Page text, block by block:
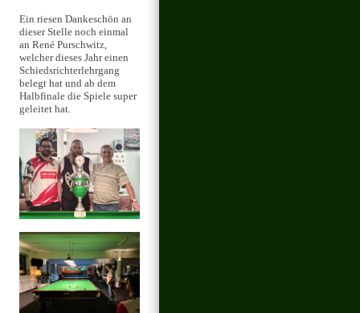
Ein riesen Dankeschön an
dieser Stelle noch einmal
an René Purschwitz,
welcher dieses Jahr einen
Schiedsrichterlehrgang
belegt hat und ab dem
Halbfinale die Spiele super
geleitet hat.